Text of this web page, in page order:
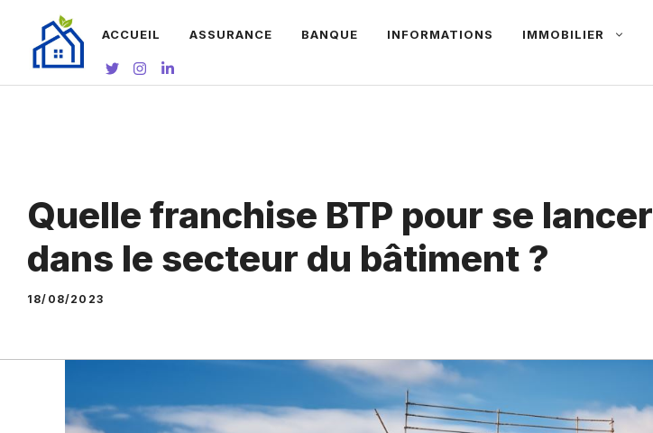
contenu
ACCUEIL ASSURANCE BANQUE INFORMATIONS IMMOBILIER
Quelle franchise BTP pour se lancer
dans le secteur du bâtiment ?
18/08/2023